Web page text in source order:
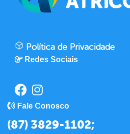
Política de Privacidade
Redes Sociais
Fale Conosco
(87) 3829-1102;